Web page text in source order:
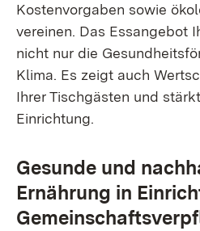
Kostenvorgaben sowie
vereinen. Das Essangebot
nicht nur die
Klima. Es zeigt auch
Ihrer Tischgästen und
Einrichtung.
Gesunde und
Ernährung in